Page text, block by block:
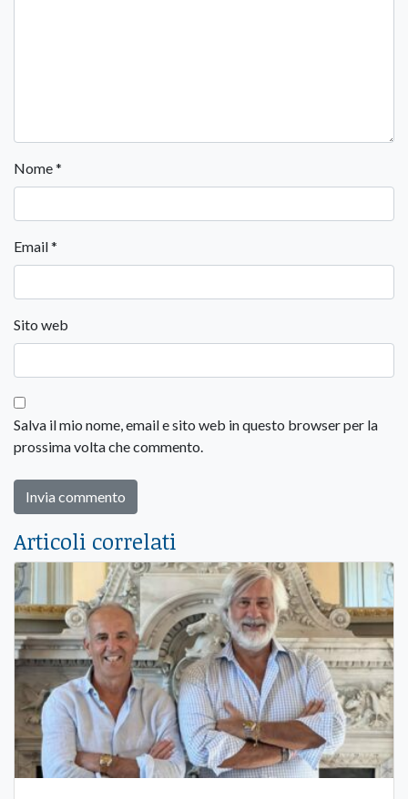
Nome*
Email*
Sito web
Salva il mio nome, email e sito web in questo browser per la
prossima volta che commento.
Articoli correlati